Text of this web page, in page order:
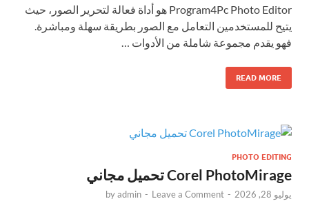
Program4Pc Photo Editor هو أداة فعالة لتحرير الصور، حيث
يتيح للمستخدمين التعامل مع الصور بطريقة سهلة ومباشرة.
فهو يقدم مجموعة شاملة من الأدوات …
READ MORE
PHOTO EDITING
Corel PhotoMirage تحميل مجاني
يوليو 28, 2026 -
byadmin - Leave a Comment